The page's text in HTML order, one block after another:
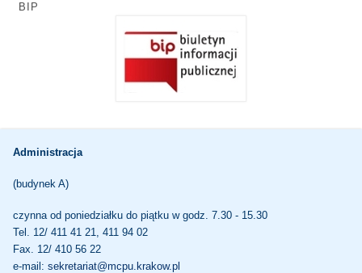
BIP
Administracja
(budynek A)
czynna od poniedziałku do piątku w godz. 7.30 - 15.30
Tel. 12/ 411 41 21, 411 94 02
Fax. 12/ 410 56 22
e-mail: sekretariat@mcpu.krakow.pl